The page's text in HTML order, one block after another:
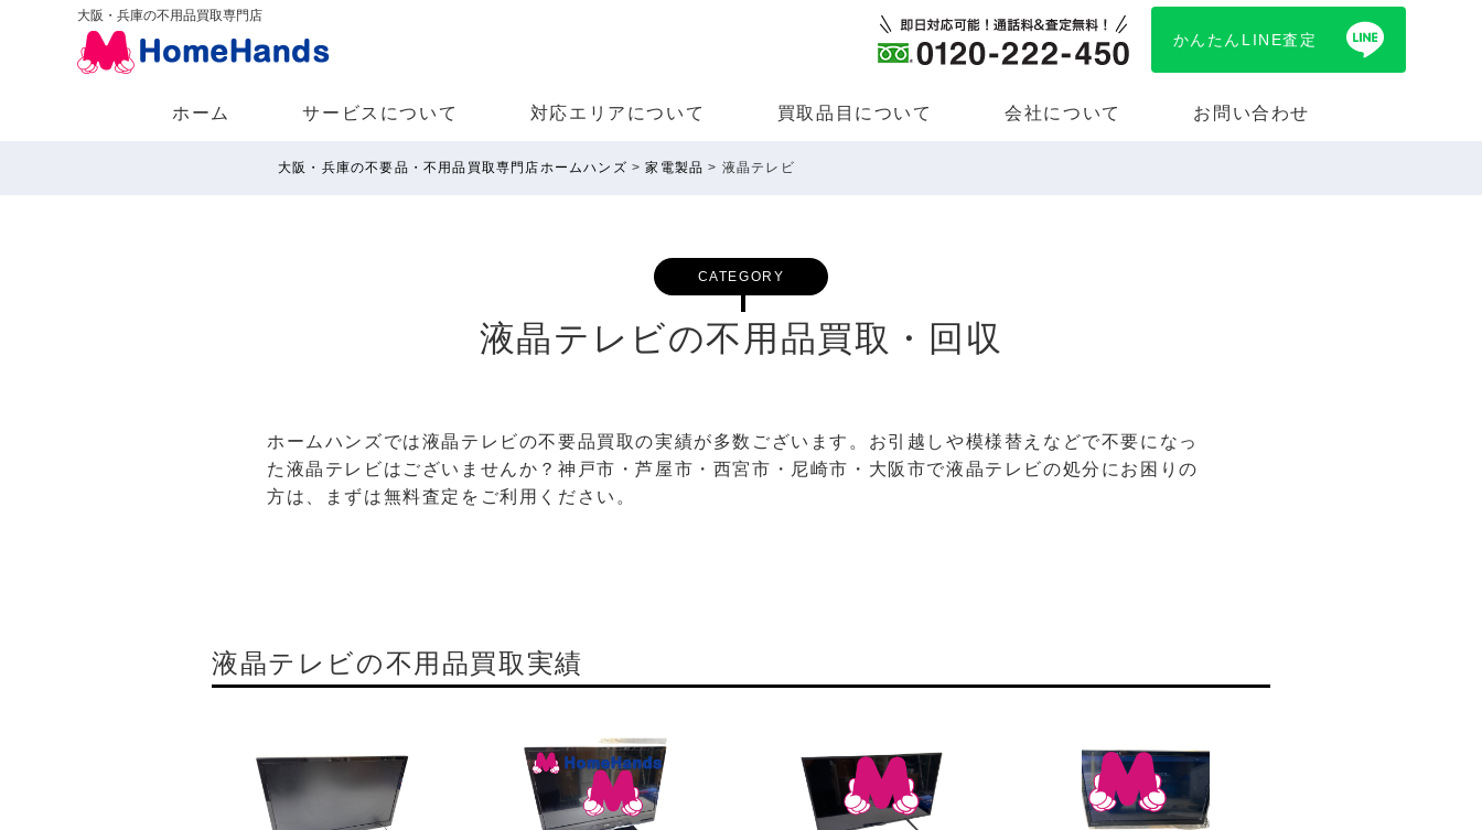
大阪・兵庫の不用品買取専門店
かんたんLINE査定
ホーム サービスについて 対応エリアについて 買取品⽬について 会社について お問い合わせ
大阪・兵庫の不要品・不用品買取専門店ホームハンズ >家電製品 > 液晶テレビ
CATEGORY
液晶テレビの不用品買取・回収
ホームハンズでは液晶テレビの不要品買取の実績が多数ございます。お引越しや模様替えなどで不要になっ
た液晶テレビはございませんか？神戸市・芦屋市・西宮市・尼崎市・大阪市で液晶テレビの処分にお困りの
方は、まずは無料査定をご利用ください。
液晶テレビの不用品買取実績